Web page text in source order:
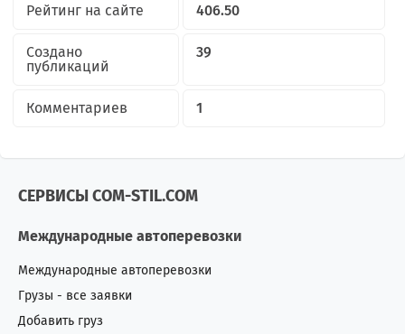
Рейтинг на сайте 406.50
Создано
публикаций
39
Комментариев 1
СЕРВИСЫ COM-STIL.COM
Международные автоперевозки
Международные автоперевозки
Грузы - все заявки
Добавить груз